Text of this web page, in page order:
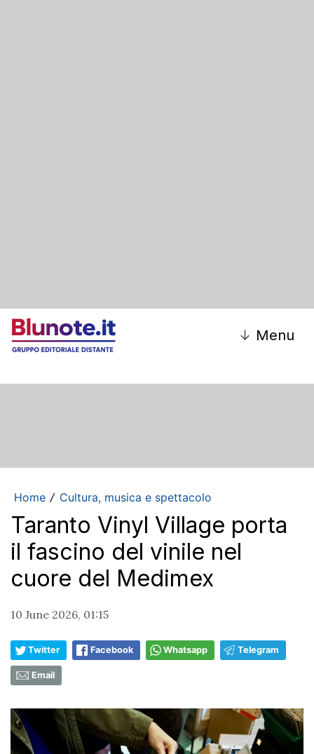
↓ Menu
Home / Cultura, musica e spettacolo
Taranto Vinyl Village porta
il fascino del vinile nel
cuore del Medimex
10 June 2026, 01:15
Twitter Facebook Whatsapp Telegram
Email